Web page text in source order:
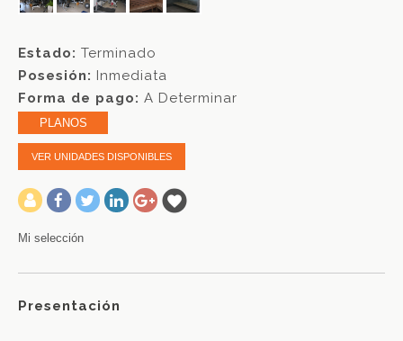
Estado: Terminado
Posesión: Inmediata
Forma de pago: A Determinar
PLANOS
VER UNIDADES DISPONIBLES
-
Mi selección
Presentación